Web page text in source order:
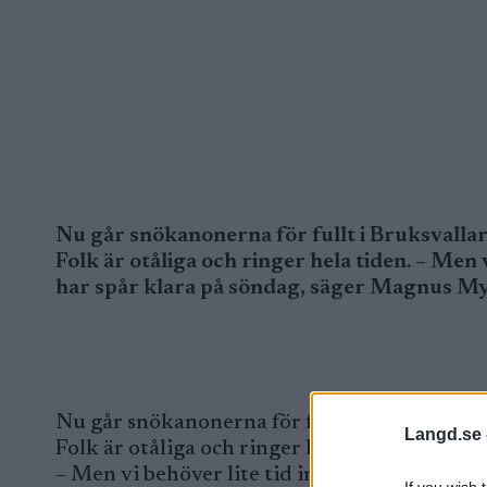
Langd.se
Nu går snökanonerna för fullt i
Folk är otåliga och ringer hela tiden. –
har spår klara på söndag, säger Magnus
Nu går snökanonerna för fullt i
Folk är otåliga och ringer hela tiden.
– Men vi behöver lite tid innan det är klart.